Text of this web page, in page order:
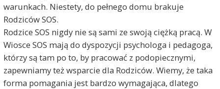
warunkach. Niestety, do pełnego domu brakuje
Rodziców SOS.
Rodzice SOS nigdy nie są sami ze swoją ciężką pracą. W
Wiosce SOS mają do dyspozycji psychologa i pedagoga,
którzy są tam po to, by pracować z podopiecznymi,
zapewniamy też wsparcie dla Rodziców. Wiemy, że taka
forma pomagania jest bardzo wymagająca, dlatego